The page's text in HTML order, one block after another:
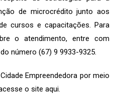
de microcrédito junto aos
cursos e capacitações. Para
o atendimento, entre com
número (67) 9 9933-9325.
Empreendedora por meio
o site aqui.